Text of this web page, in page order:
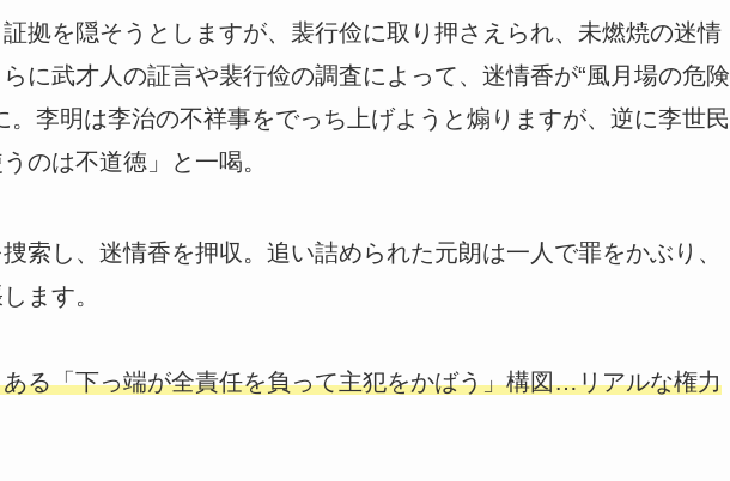
拠を隠そうとしますが、裴行俭に取り押さえられ、未燃焼の迷情
に武才人の証言や裴行俭の調査によって、迷情香が“風月場の危険
。李明は李治の不祥事をでっち上げようと煽りますが、逆に李世民
のは不道徳」と一喝。
索し、迷情香を押収。追い詰められた元朗は一人で罪をかぶり、
ます。
る「下っ端が全責任を負って主犯をかばう」構図…リアルな権力